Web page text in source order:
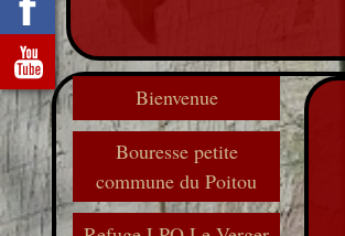
Bienvenue
Bouresse petite
commune du Poitou